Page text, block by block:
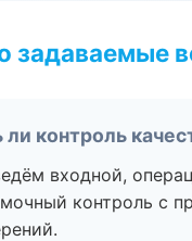
задаваемые
ли контроль
входной,
контроль с